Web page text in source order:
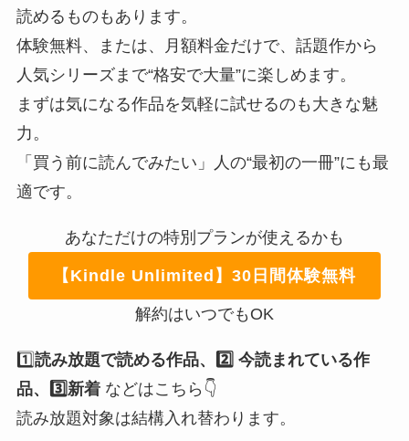
読めるものもあります。
体験無料、または、月額料金だけで、話題作から
人気シリーズまで“格安で大量”に楽しめます。
まずは気になる作品を気軽に試せるのも大きな魅
力。
「買う前に読んでみたい」人の“最初の一冊”にも最
適です。
あなただけの特別プランが使えるかも
【Kindle Unlimited】30日間体験無料
解約はいつでもOK
1️⃣ 読み放題で読める作品、2️⃣ 今読まれている作
品、3️⃣新着などはこちら👇
読み放題対象は結構入れ替わります。